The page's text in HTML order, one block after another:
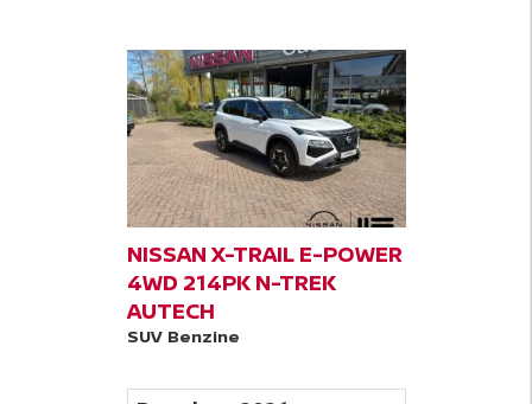
NISSAN X-TRAIL E-POWER
4WD 214PK N-TREK
AUTECH
SUV Benzine